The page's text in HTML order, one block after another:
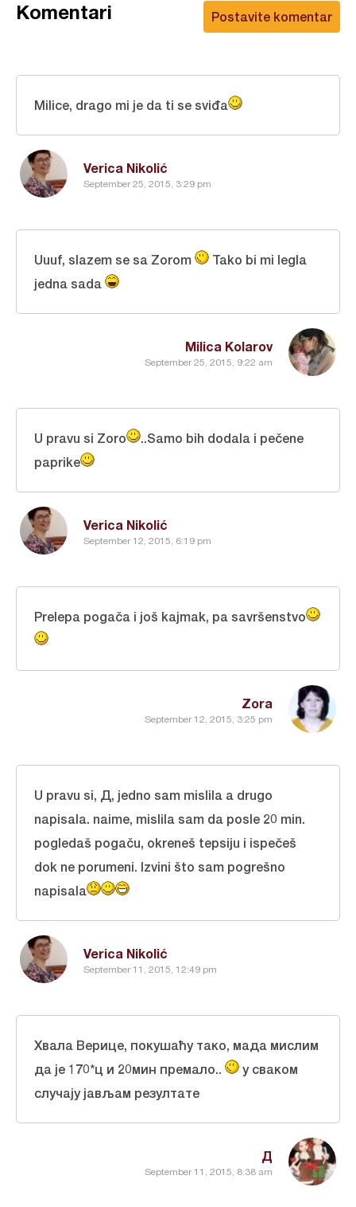
Postavite komentar
Komentari
Verica Nikolić
September 25, 2015, 3:29 pm
Milice, drago mi je da ti se sviđa
Milica Kolarov
September 25, 2015, 9:22 am
Uuuf, slazem se sa Zorom
Tako bi mi legla
jedna sada
Verica Nikolić
September 12, 2015, 6:19 pm
U pravu si Zoro
..Samo bih dodala i pečene
paprike
Zora
September 12, 2015, 3:25 pm
Prelepa pogača i još kajmak, pa savršenstvo
Verica Nikolić
September 11, 2015, 12:49 pm
U pravu si, Д, јеdno sam mislila a drugo
napisala. naime, mislila sam da posle 20 min.
pogledaš pogaču, okreneš tepsiju i ispečeš
dok ne porumeni. Izvini što sam pogrešno
napisala
Д
September 11, 2015, 8:38 am
Хвала Верице, покушаћу тако, мада мислим
да је 170*ц и 20мин премало..
у сваком
случају јављам резултате